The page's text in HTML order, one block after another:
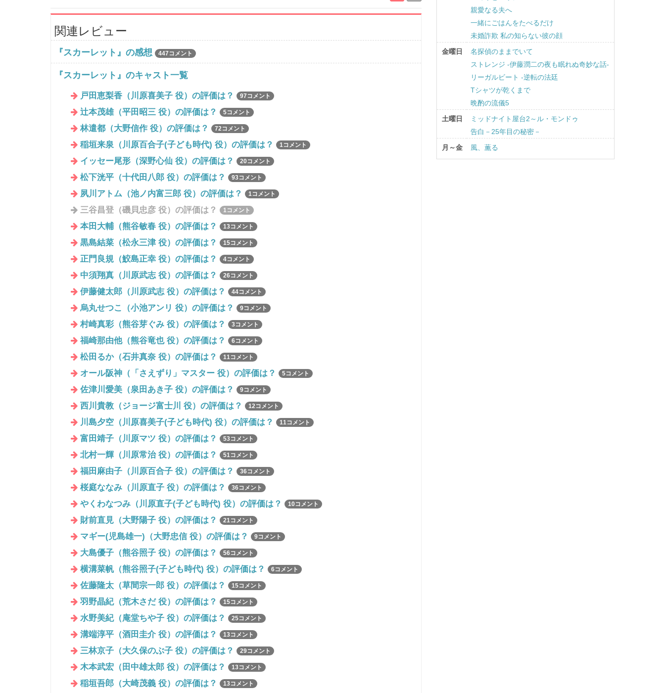
関連レビュー
『スカーレット』の感想 447コメント
『スカーレット』のキャスト一覧
戸田恵梨香（川原喜美子 役）の評価は？ 97コメント
辻本茂雄（平田昭三 役）の評価は？ 5コメント
林遣都（大野信作 役）の評価は？ 72コメント
稲垣来泉（川原百合子(子ども時代) 役）の評価は？ 1コメント
イッセー尾形（深野心仙 役）の評価は？ 20コメント
松下洸平（十代田八郎 役）の評価は？ 93コメント
夙川アトム（池ノ内富三郎 役）の評価は？ 1コメント
三谷昌登（磯貝忠彦 役）の評価は？ 1コメント
本田大輔（熊谷敏春 役）の評価は？ 13コメント
黒島結菜（松永三津 役）の評価は？ 15コメント
正門良規（鮫島正幸 役）の評価は？ 4コメント
中須翔真（川原武志 役）の評価は？ 26コメント
伊藤健太郎（川原武志 役）の評価は？ 44コメント
烏丸せつこ（小池アンリ 役）の評価は？ 9コメント
村崎真彩（熊谷芽ぐみ 役）の評価は？ 3コメント
福崎那由他（熊谷竜也 役）の評価は？ 6コメント
松田るか（石井真奈 役）の評価は？ 11コメント
オール阪神（「さえずり」マスター 役）の評価は？ 5コメント
佐津川愛美（泉田あき子 役）の評価は？ 9コメント
西川貴教（ジョージ富士川 役）の評価は？ 12コメント
川島夕空（川原喜美子(子ども時代) 役）の評価は？ 11コメント
富田靖子（川原マツ 役）の評価は？ 53コメント
北村一輝（川原常治 役）の評価は？ 51コメント
福田麻由子（川原百合子 役）の評価は？ 36コメント
桜庭ななみ（川原直子 役）の評価は？ 36コメント
やくわなつみ（川原直子(子ども時代) 役）の評価は？ 10コメント
財前直見（大野陽子 役）の評価は？ 21コメント
マギー(児島雄一)（大野忠信 役）の評価は？ 9コメント
大島優子（熊谷照子 役）の評価は？ 56コメント
横溝菜帆（熊谷照子(子ども時代) 役）の評価は？ 6コメント
佐藤隆太（草間宗一郎 役）の評価は？ 15コメント
羽野晶紀（荒木さだ 役）の評価は？ 15コメント
水野美紀（庵堂ちや子 役）の評価は？ 25コメント
溝端淳平（酒田圭介 役）の評価は？ 13コメント
三林京子（大久保のぶ子 役）の評価は？ 29コメント
木本武宏（田中雄太郎 役）の評価は？ 13コメント
稲垣吾郎（大崎茂義 役）の評価は？ 13コメント
親愛なる夫へ
一緒にごはんをたべるだけ
未婚詐欺 私の知らない彼の顔
金曜日
名探偵のままでいて
ストレンジ -伊藤潤二の夜も眠れぬ奇妙な話-
リーガルビート -逆転の法廷
Tシャツが乾くまで
晩酌の流儀5
土曜日
ミッドナイト屋台2～ル・モンドゥ
告白－25年目の秘密－
月～金
風、薫る